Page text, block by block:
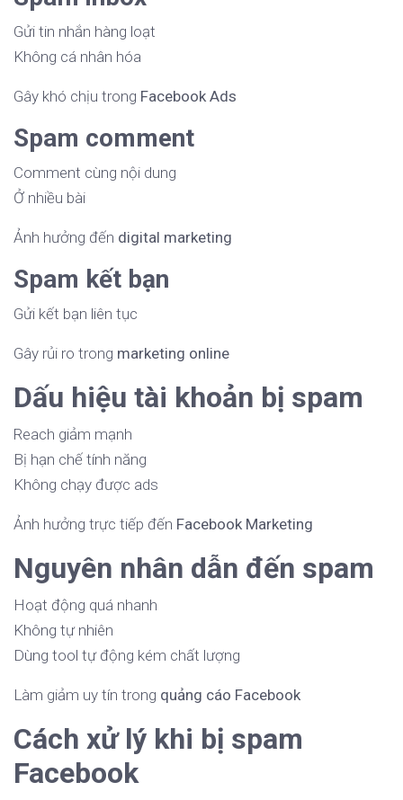
Gửi tin nhắn hàng loạt
Không cá nhân hóa
Gây khó chịu trong Facebook Ads
Spam comment
Comment cùng nội dung
Ở nhiều bài
Ảnh hưởng đến digital marketing
Spam kết bạn
Gửi kết bạn liên tục
Gây rủi ro trong marketing online
Dấu hiệu tài khoản bị spam
Reach giảm mạnh
Bị hạn chế tính năng
Không chạy được ads
Ảnh hưởng trực tiếp đến Facebook Marketing
Nguyên nhân dẫn đến spam
Hoạt động quá nhanh
Không tự nhiên
Dùng tool tự động kém chất lượng
Làm giảm uy tín trong quảng cáo Facebook
Cách xử lý khi bị spam
Facebook